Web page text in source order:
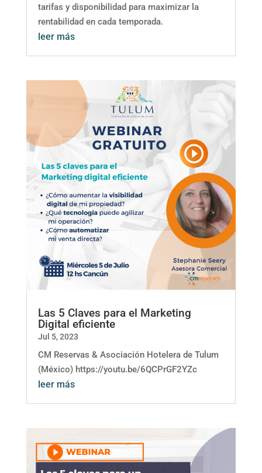
tarifas y disponibilidad para maximizar la
rentabilidad en cada temporada.
leer más
Las 5 Claves para el Marketing
Digital eficiente
Jul 5, 2023
CM Reservas & Asociación Hotelera de Tulum
(México) https://youtu.be/6QCPrGF2YZc
leer más